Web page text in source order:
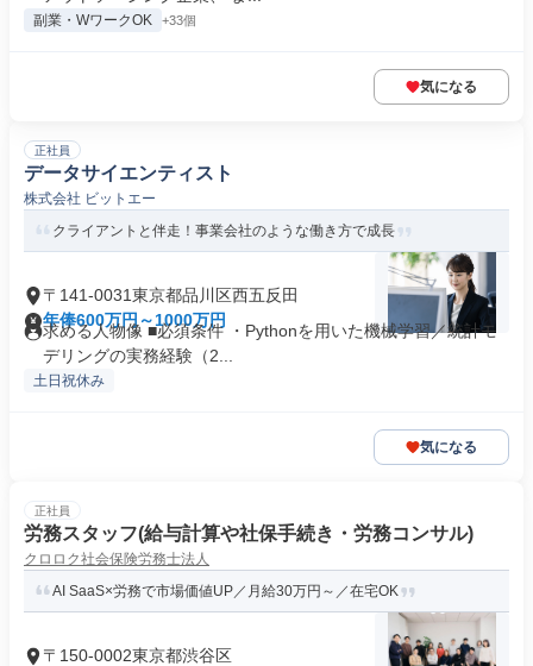
副業・WワークOK +33個
気になる
正社員
データサイエンティスト
株式会社 ビットエー
クライアントと伴走！事業会社のような働き方で成長
〒141-0031東京都品川区西五反田
年俸600万円～1000万円
求める人物像 ■必須条件 ・Pythonを用いた機械学習／統計モ
デリングの実務経験（2...
土日祝休み
気になる
正社員
労務スタッフ(給与計算や社保手続き・労務コンサル)
クロロク社会保険労務士法人
AI SaaS×労務で市場価値UP／月給30万円～／在宅OK
〒150-0002東京都渋谷区